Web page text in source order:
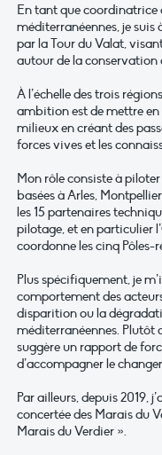
En tant que coordinatrice
méditerranéennes, je
par la Tour du Valat,
autour de la conservation
À l’échelle des trois
ambition est de mettre en
milieux en créant des
forces vives et les
Mon rôle consiste à
basées à Arles,
les 15 partenaires
pilotage, et en particulier
coordonne les cinq Pôles-
Plus spécifiquement, je
comportement des
disparition ou la
méditerranéennes. Plutôt
suggère un rapport de
d’accompagner le
Par ailleurs, depuis 2019,
concertée des Marais du
Marais du Verdier ».